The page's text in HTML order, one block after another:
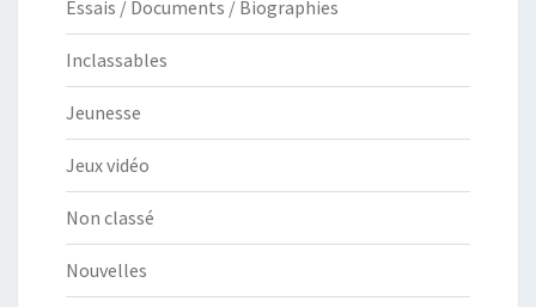
Essais / Documents / Biographies
Inclassables
Jeunesse
Jeux vidéo
Non classé
Nouvelles